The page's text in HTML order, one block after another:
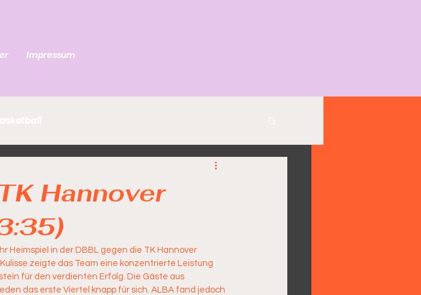
Impressum
Hannover
zeigte das Team eine konzentrierte Leistung
für den verdienten Erfolg. Die Gäste aus
das erste Viertel knapp für sich. ALBA fand jedoch